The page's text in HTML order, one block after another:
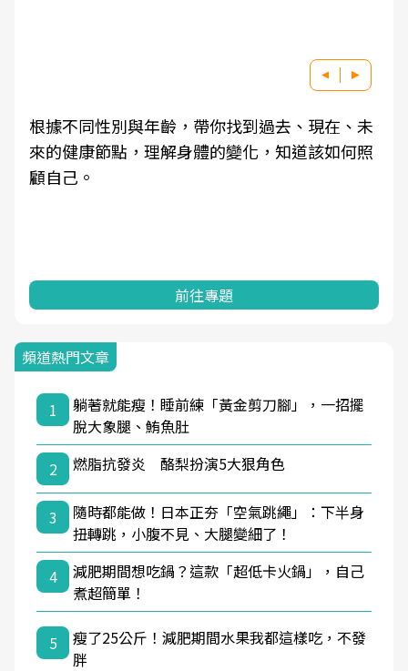
根據不同性別與年齡，帶你找到過去、現在、未
來的健康節點，理解身體的變化，知道該如何照
顧自己。
前往專題
頻道熱門文章
1
躺著就能瘦！睡前練「黃金剪刀腳」，一招擺
脫大象腿、鮪魚肚
2
燃脂抗發炎 酪梨扮演5大狠角色
3
隨時都能做！日本正夯「空氣跳繩」：下半身
扭轉跳，小腹不見、大腿變細了！
4
減肥期間想吃鍋？這款「超低卡火鍋」，自己
煮超簡單！
5
瘦了25公斤！減肥期間水果我都這樣吃，不發
胖